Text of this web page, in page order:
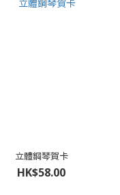
立體鋼琴賀卡
HK$58.00